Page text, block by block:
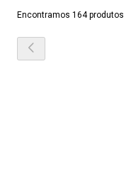
Encontramos 164 produtos